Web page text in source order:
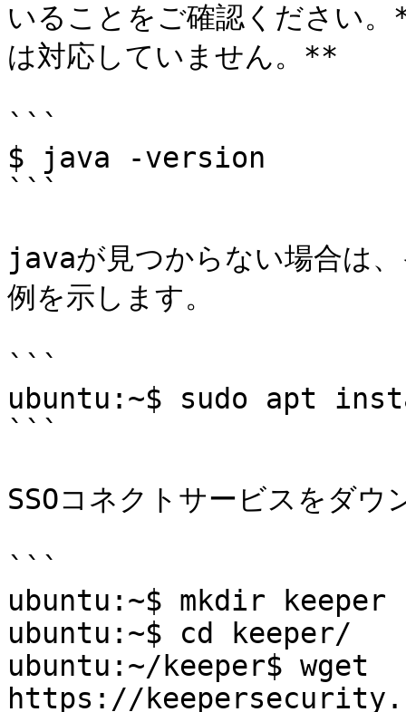
いることをご確認くださ
は対応していません。**
```
$ java -version
```
javaが見つからない場合は
例を示します。
```
ubuntu:~$ sudo apt
```
SSOコネクトサービスをダ
```
ubuntu:~$ mkdir keeper
ubuntu:~$ cd keeper/
ubuntu:~/keeper$ wget
https://